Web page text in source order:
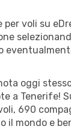
voli su
oggi
a Tenerife!
690
il mondo e